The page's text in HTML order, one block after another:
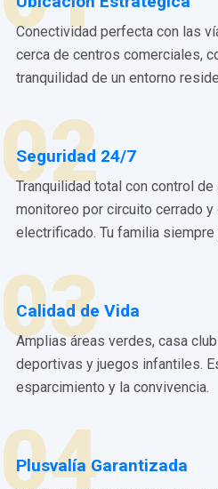
Conectividad perfecta con las
cerca de centros comerciales,
tranquilidad de un entorno
02
Seguridad 24/7
Tranquilidad total con control
monitoreo por circuito cerrado y
electrificado. Tu familia siempre
03
Calidad de Vida
Amplias áreas verdes, casa
deportivas y juegos infantiles.
esparcimiento y la convivencia.
04
Plusvalía Garantizada